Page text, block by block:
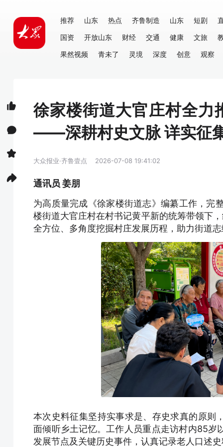
推荐 山东 热点 齐鲁制造 山东 短剧
国资
开放山东 财经 交通 健康 文旅
果然视频
青未了 灵境 深度 创意 观察
徐家楼街道大官庄村全力
——深耕村史文脉 详实征
大众报业·齐鲁壹点 2026-07-08 19:41:02
通讯员 姜朋
为高质量完成《徐家楼街道志》编纂工作，完
楼街道大官庄村在村书记黄平新的统筹带领下
全方位、多角度挖掘村庄发展历程，助力街道
本次史料征集坚持实事求是、存史求真的原则
面倾听乡土记忆。工作人员重点走访村内85岁
发展节点及关键历史事件，认真记录老人口述